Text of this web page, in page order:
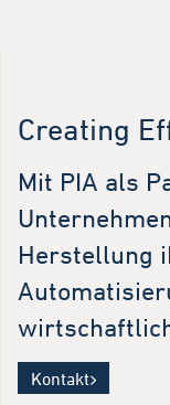
Creating
Mit PIA als
Herstellung
Kontakt